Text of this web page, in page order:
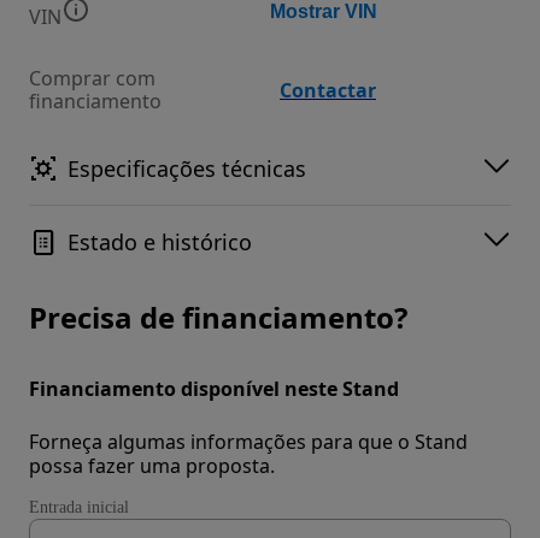
VIN Mostrar VIN
Comprar com
financiamento
Contactar
Especificações técnicas
Estado e histórico
Precisa de financiamento?
Financiamento disponível neste Stand
Forneça algumas informações para que o Stand
possa fazer uma proposta.
Entrada inicial